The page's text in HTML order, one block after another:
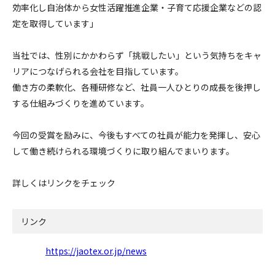
効率化し自治体から女性活躍推進企業・子育て応援企業などの認
定を取得しています」
当社では、性別にかかわらず「挑戦したい」という気持ちをキャ
リアにつなげられる会社を目指しています。
働き方の柔軟化、各種研修など、社員一人ひとりの成長を後押し
する仕組みづくりを進めています。
今回の受賞を励みに、今後もすべての社員が能力を発揮し、安心
して働き続けられる環境づくりに取り組んでまいります。
詳しくはリンクをチェック
リンク
https://jaotex.or.jp/news